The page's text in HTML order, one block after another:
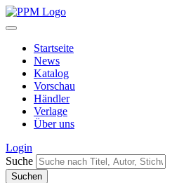
Startseite
News
Katalog
Vorschau
Händler
Verlage
Über uns
Login
Suche